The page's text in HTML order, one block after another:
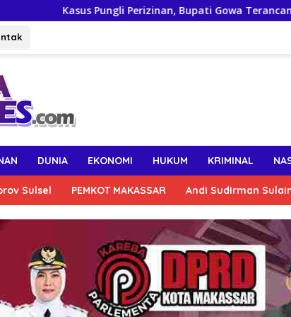
Pungli Perizinan, Bupati Gowa Terancam Dijemput
DUNIA EKONOMI HUKUM KRIMINAL
Sulsel PEMKOT MAKASSAR Andi Sudirman